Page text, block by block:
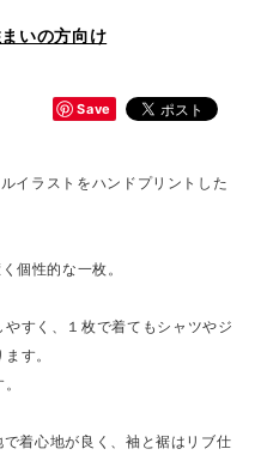
いの方向け
Save
イラストをハンドプリントした
個性的な一枚。
すく、１枚で着てもシャツやジ
す。
着心地が良く、袖と裾はリブ仕